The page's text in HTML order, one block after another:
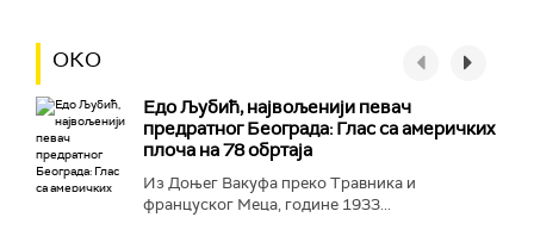
ОКО
Едо Љубић, највољенији певач
предратног Београда: Глас са америчких
плоча на 78 обртаја
Из Доњег Вакуфа преко Травника и
француског Меца, године 1933...